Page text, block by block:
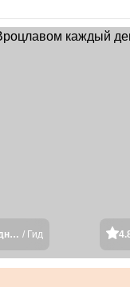
Международная команда гидов / Гид